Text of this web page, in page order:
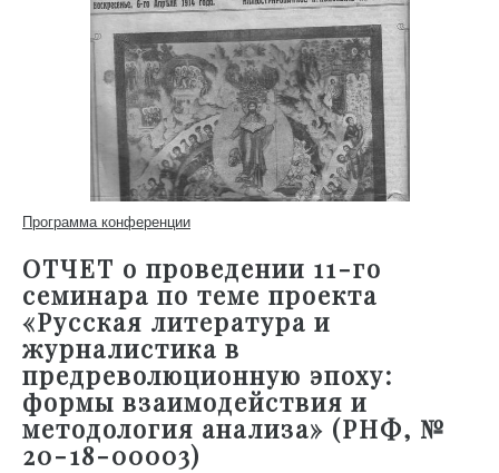
Программа конференции
ОТЧЕТ о проведении 11-го
семинара по теме проекта
«Русская литература и
журналистика в
предреволюционную эпоху:
формы взаимодействия и
методология анализа» (РНФ, №
20-18-00003)